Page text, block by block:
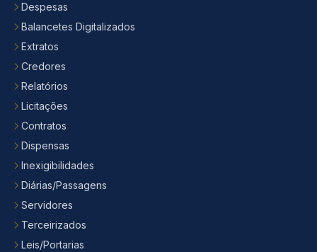
Despesas
Balancetes Digitalizados
Extratos
Credores
Relatórios
Licitações
Contratos
Dispensas
Inexigibilidades
Diárias/Passagens
Servidores
Terceirizados
Leis/Portarias